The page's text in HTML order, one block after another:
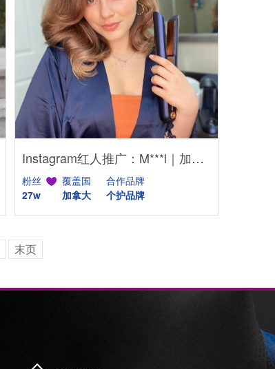
Instagram红人推广：M***l｜加拿大 个护
粉丝
27w
覆盖国
加拿大
合作品牌
个护品牌
末页